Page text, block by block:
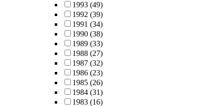
1993 (49)
1992 (39)
1991 (34)
1990 (38)
1989 (33)
1988 (27)
1987 (32)
1986 (23)
1985 (26)
1984 (31)
1983 (16)